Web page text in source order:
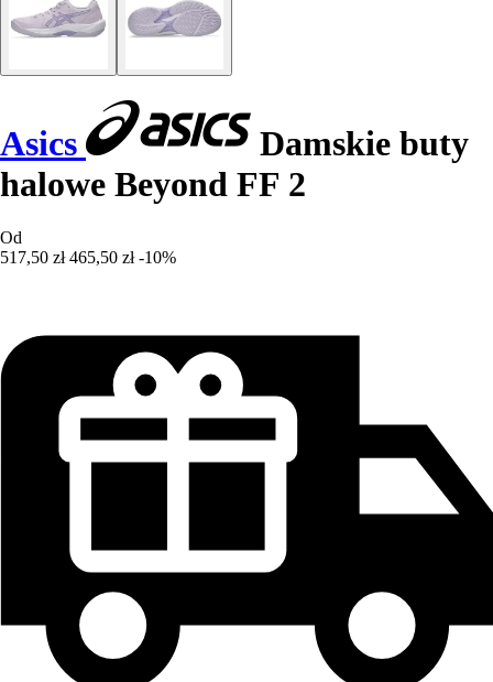
Asics
Damskie buty
halowe Beyond FF 2
Od
517,50 zł 465,50 zł -10%